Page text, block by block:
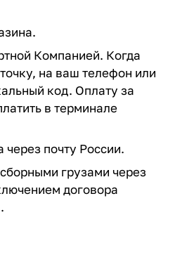
Компанией. Когда
на ваш телефон или
код. Оплату за
в терминале
через почту России.
грузами через
договора